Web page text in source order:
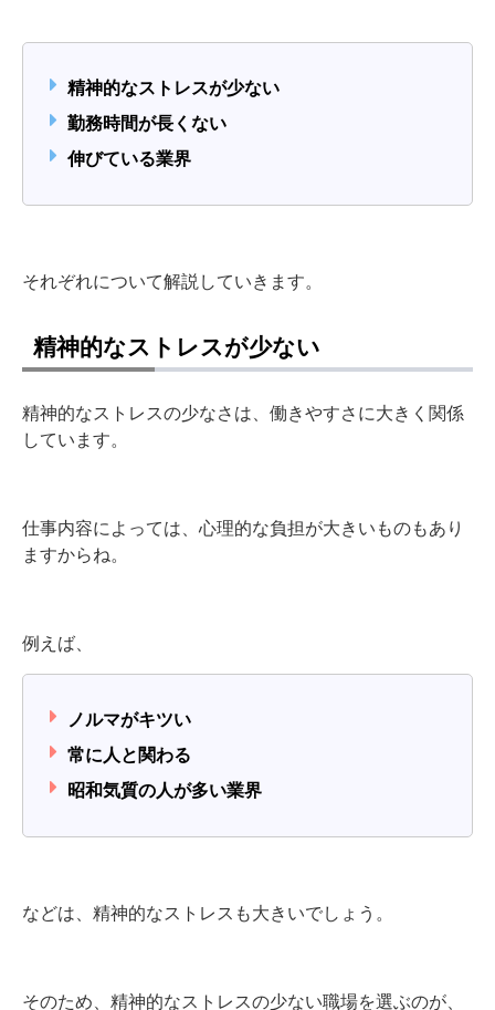
精神的なストレスが少ない
勤務時間が長くない
伸びている業界
それぞれについて解説していきます。
精神的なストレスが少ない
精神的なストレスの少なさは、働きやすさに大きく関係
しています。
仕事内容によっては、心理的な負担が大きいものもあり
ますからね。
例えば、
ノルマがキツい
常に人と関わる
昭和気質の人が多い業界
などは、精神的なストレスも大きいでしょう。
そのため、精神的なストレスの少ない職場を選ぶのが、